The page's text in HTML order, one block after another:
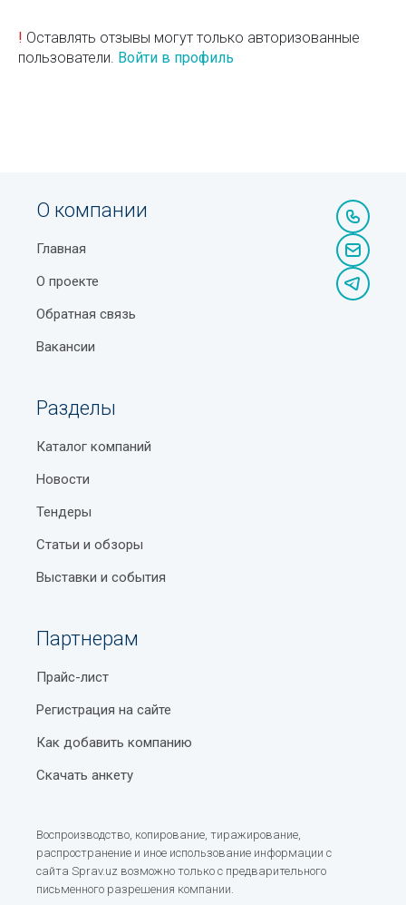
! Оставлять отзывы могут только авторизованные
пользователи. Войти в профиль
О компании
Главная
О проекте
Обратная связь
Вакансии
Разделы
Каталог компаний
Новости
Тендеры
Статьи и обзоры
Выставки и события
Партнерам
Прайс-лист
Регистрация на сайте
Как добавить компанию
Скачать анкету
Воспроизводство, копирование, тиражирование,
распространение и иное использование информации с
сайта Sprav.uz возможно только с предварительного
письменного разрешения компании.